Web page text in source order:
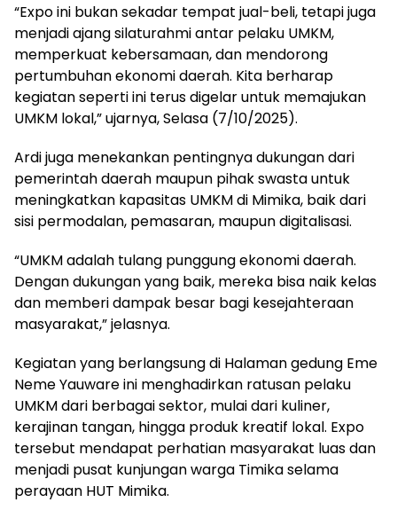
“Expo ini bukan sekadar tempat jual-beli, tetapi juga
menjadi ajang silaturahmi antar pelaku UMKM,
memperkuat kebersamaan, dan mendorong
pertumbuhan ekonomi daerah. Kita berharap
kegiatan seperti ini terus digelar untuk memajukan
UMKM lokal,” ujarnya, Selasa (7/10/2025).
Ardi juga menekankan pentingnya dukungan dari
pemerintah daerah maupun pihak swasta untuk
meningkatkan kapasitas UMKM di Mimika, baik dari
sisi permodalan, pemasaran, maupun digitalisasi.
“UMKM adalah tulang punggung ekonomi daerah.
Dengan dukungan yang baik, mereka bisa naik kelas
dan memberi dampak besar bagi kesejahteraan
masyarakat,” jelasnya.
Kegiatan yang berlangsung di Halaman gedung Eme
Neme Yauware ini menghadirkan ratusan pelaku
UMKM dari berbagai sektor, mulai dari kuliner,
kerajinan tangan, hingga produk kreatif lokal. Expo
tersebut mendapat perhatian masyarakat luas dan
menjadi pusat kunjungan warga Timika selama
perayaan HUT Mimika.